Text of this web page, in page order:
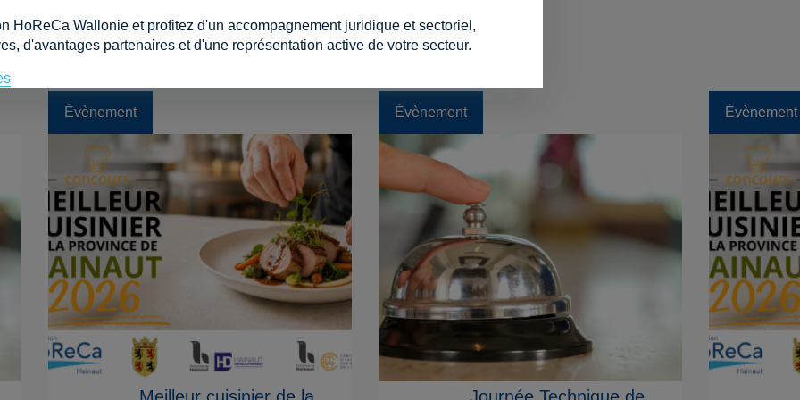
Évènement Évènement Évènement
HoReCa Wallonie et profitez d'un accompagnement juridique et sectoriel,
d'avantages partenaires et d'une représentation active de votre secteur.